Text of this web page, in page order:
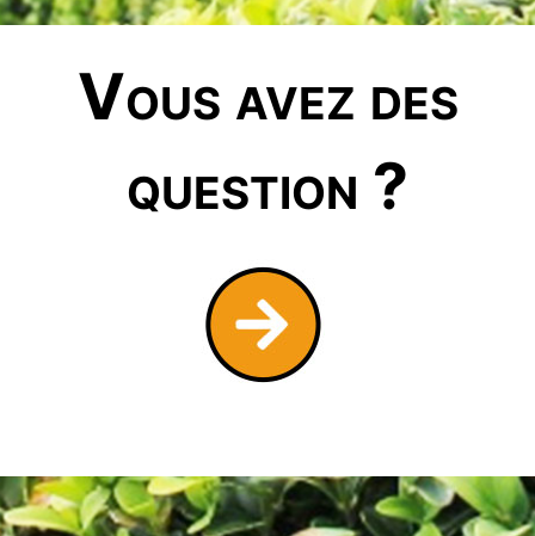
Vous avez des
question ?